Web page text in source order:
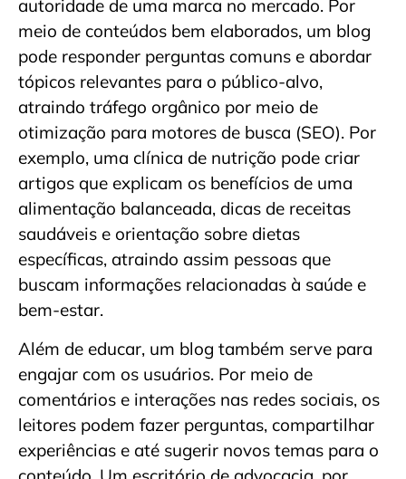
autoridade de uma marca no mercado. Por
meio de conteúdos bem elaborados, um blog
pode responder perguntas comuns e abordar
tópicos relevantes para o público-alvo,
atraindo tráfego orgânico por meio de
otimização para motores de busca (SEO). Por
exemplo, uma clínica de nutrição pode criar
artigos que explicam os benefícios de uma
alimentação balanceada, dicas de receitas
saudáveis e orientação sobre dietas
específicas, atraindo assim pessoas que
buscam informações relacionadas à saúde e
bem-estar.
Além de educar, um blog também serve para
engajar com os usuários. Por meio de
comentários e interações nas redes sociais, os
leitores podem fazer perguntas, compartilhar
experiências e até sugerir novos temas para o